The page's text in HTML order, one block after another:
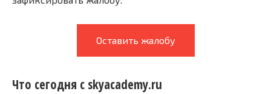
Оставить жалобу
Что сегодня с skyacademy.ru